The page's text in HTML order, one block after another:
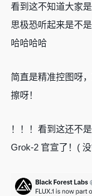
看到这不知道大家
思极恐听起来是不
哈哈哈哈
简直是精准控图呀
擦呀！
！！！看到这还不
Grok-2 官宣了！(